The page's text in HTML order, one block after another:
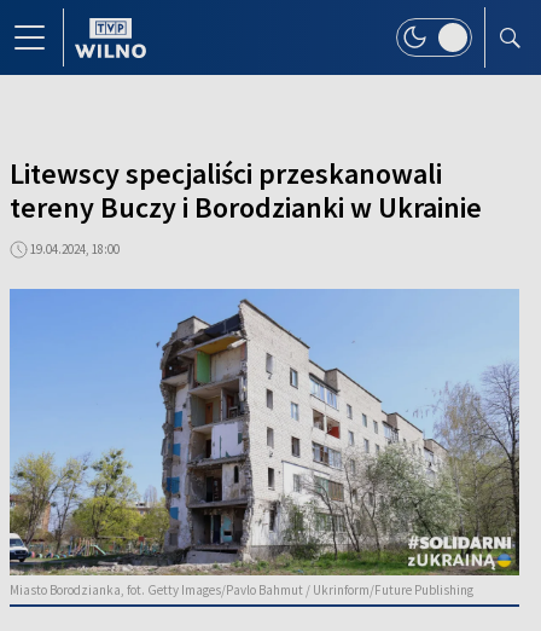
Litewscy specjaliści przeskanowali
tereny Buczy i Borodzianki w Ukrainie
19.04.2024, 18:00
Miasto Borodzianka, fot. Getty Images/Pavlo Bahmut / Ukrinform/Future Publishing